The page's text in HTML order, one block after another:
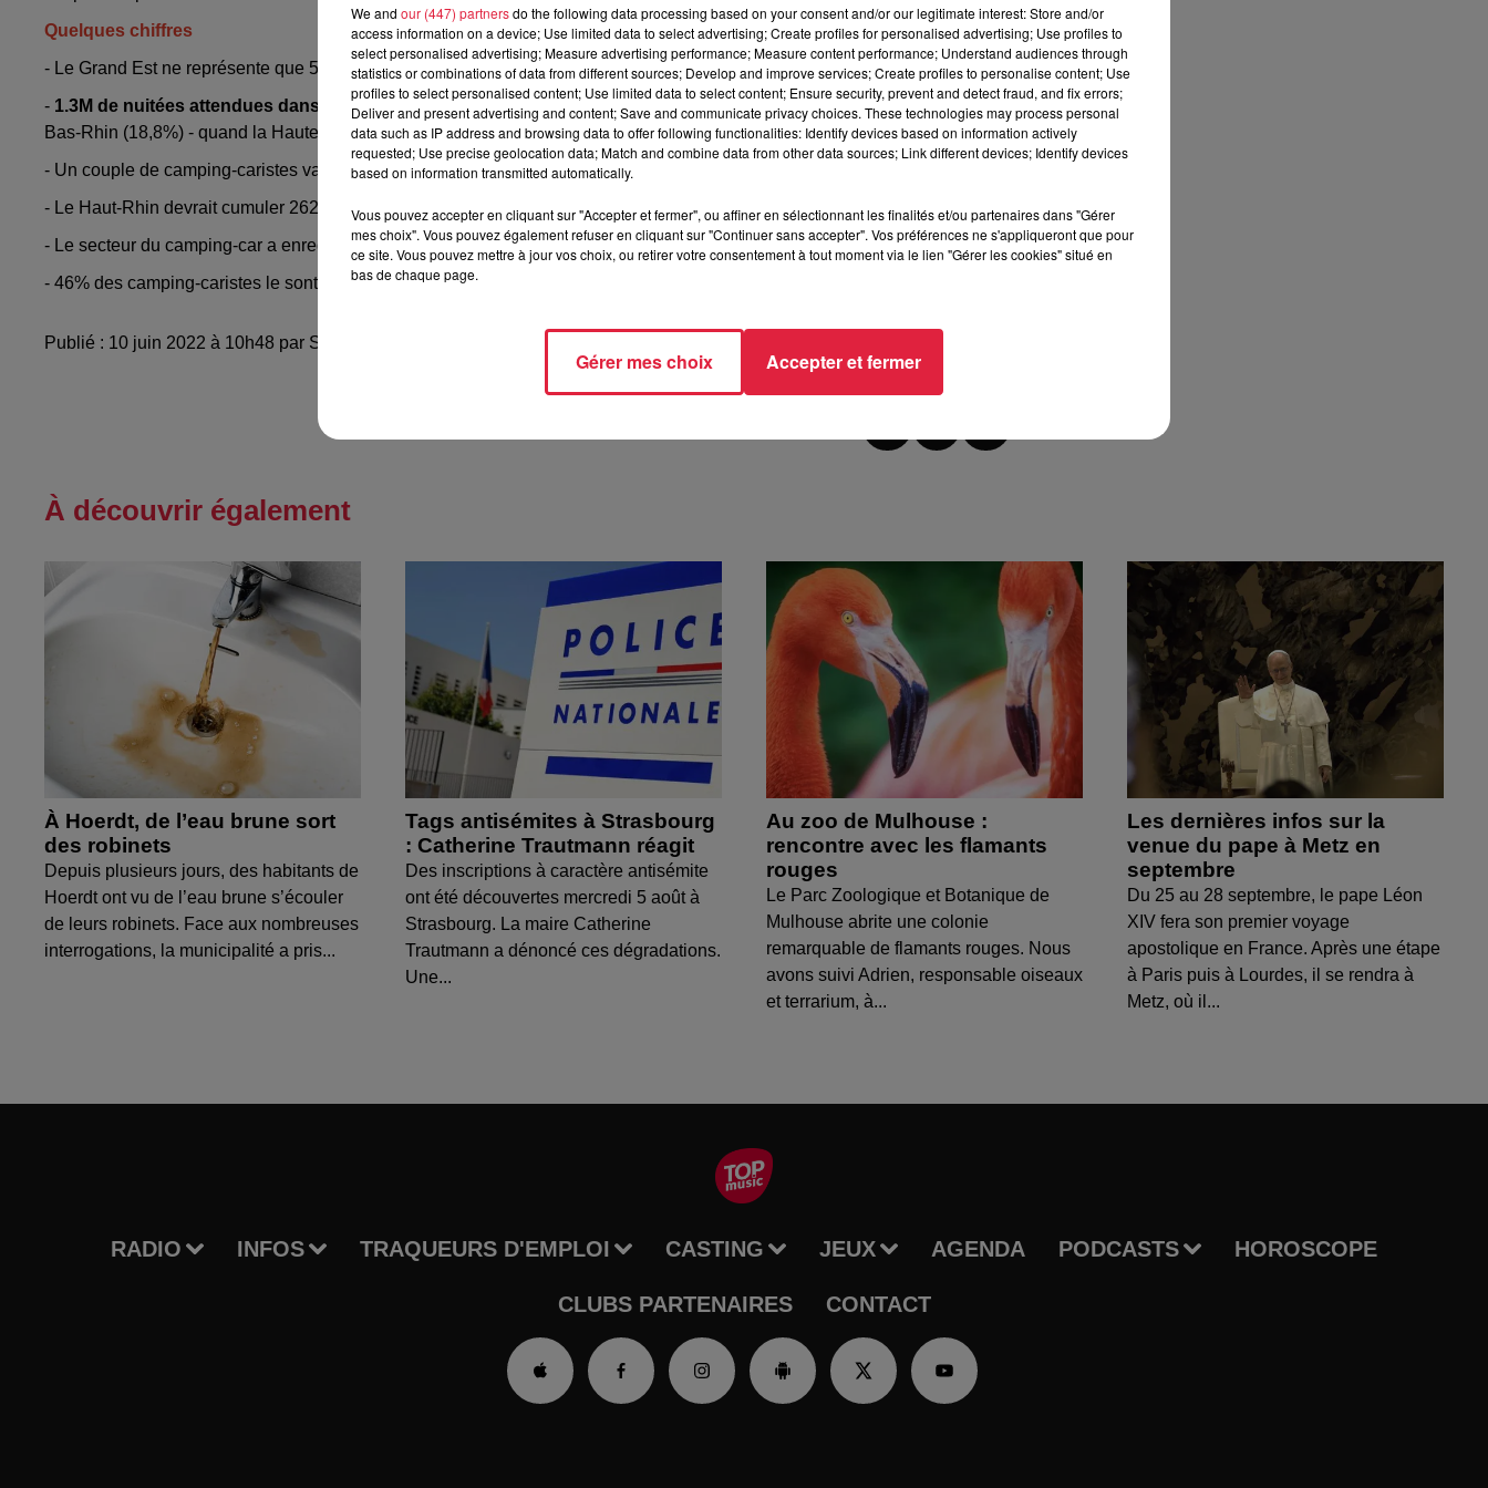
Quelques chiffres
- Le Grand Est ne représente que 5,5% des intentions de destination.
- 1.3M de nuitées attendues dans le Grand Est
, avec une préférence pour les Vosges (25%), le Haut-Rhin (19,4%) et le
Bas-Rhin (18,8%) - quand la Haute-Marne ne regroupe que 3,3% des préférences.
- Un couple de camping-caristes va dépenseren moyenne 56€ par jour.
- Le Haut-Rhin devrait cumuler 262 000 nuitées (14.6M€ de retombées), le Bas-Rhin 253 000 (14.2M€)
- Le secteur du camping-car a enregistré100 000 nouvelles immatriculations en 2021, un record !
- 46% des camping-caristes le sont depuis moins de 5 ans, un véritable boom !
Publié : 10 juin 2022 à 10h48 par Sebastien Ruffet
À découvrir également
À Hoerdt, de l’eau brune sort
des robinets
Depuis plusieurs jours, des habitants de
Hoerdt ont vu de l’eau brune s’écouler
de leurs robinets. Face aux nombreuses
interrogations, la municipalité a pris...
Tags antisémites à Strasbourg
: Catherine Trautmann réagit
Des inscriptions à caractère antisémite
ont été découvertes mercredi 5 août à
Strasbourg. La maire Catherine
Trautmann a dénoncé ces dégradations.
Une...
Au zoo de Mulhouse :
rencontre avec les flamants
rouges
Le Parc Zoologique et Botanique de
Mulhouse abrite une colonie
remarquable de flamants rouges. Nous
avons suivi Adrien, responsable oiseaux
et terrarium, à...
Les dernières infos sur la
venue du pape à Metz en
septembre
Du 25 au 28 septembre, le pape Léon
XIV fera son premier voyage
apostolique en France. Après une étape
à Paris puis à Lourdes, il se rendra à
Metz, où il...
RADIO INFOS TRAQUEURS D'EMPLOI CASTING JEUX AGENDA PODCASTS HOROSCOPE
CLUBS PARTENAIRES CONTACT
We and our (447) partnersdo the following data processing based on your consent and/or our legitimate interest: Store and/or
access information on a device; Use limited data to select advertising; Create profiles for personalised advertising; Use profiles to
select personalised advertising; Measure advertising performance; Measure content performance; Understand audiences through
statistics or combinations of data from different sources; Develop and improve services; Create profiles to personalise content; Use
profiles to select personalised content; Use limited data to select content; Ensure security, prevent and detect fraud, and fix errors;
Deliver and present advertising and content; Save and communicate privacy choices. These technologies may process personal
data such as IP address and browsing data to offer following functionalities: Identify devices based on information actively
requested; Use precise geolocation data; Match and combine data from other data sources; Link different devices; Identify devices
based on information transmitted automatically.
Vous pouvez accepter en cliquant sur "Accepter et fermer", ou affiner en sélectionnant les finalités et/ou partenaires dans "Gérer
mes choix". Vous pouvez également refuser en cliquant sur "Continuer sans accepter". Vos préférences ne s'appliqueront que pour
ce site. Vous pouvez mettre à jour vos choix, ou retirer votre consentement à tout moment via le lien "Gérer les cookies" situé en
bas de chaque page.
Gérer mes choix Accepter et fermer